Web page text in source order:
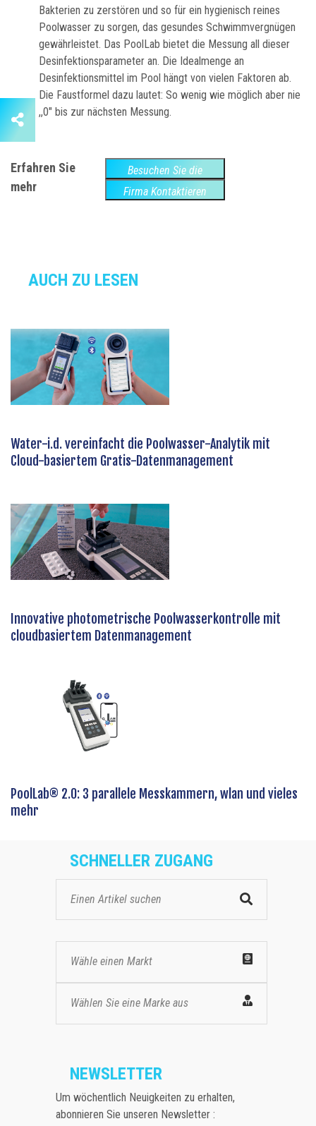
Bakterien zu zerstören und so für ein hygienisch reines
Poolwasser zu sorgen, das gesundes Schwimmvergnügen
gewährleistet. Das PoolLab bietet die Messung all dieser
Desinfektionsparameter an. Die Idealmenge an
Desinfektionsmittel im Pool hängt von vielen Faktoren ab.
Die Faustformel dazu lautet: So wenig wie möglich aber nie
,,0" bis zur nächsten Messung.
Erfahren Sie
mehr
Besuchen Sie die
Website
Firma Kontaktieren
AUCH ZU LESEN
Water-i.d. vereinfacht die Poolwasser-Analytik mit
Cloud-basiertem Gratis-Datenmanagement
Innovative photometrische Poolwasserkontrolle mit
cloudbasiertem Datenmanagement
PoolLab® 2.0: 3 parallele Messkammern, wlan und vieles
mehr
SCHNELLER ZUGANG
Wähle einen Markt
Wählen Sie eine Marke aus
NEWSLETTER
Um wöchentlich Neuigkeiten zu erhalten,
abonnieren Sie unseren Newsletter :